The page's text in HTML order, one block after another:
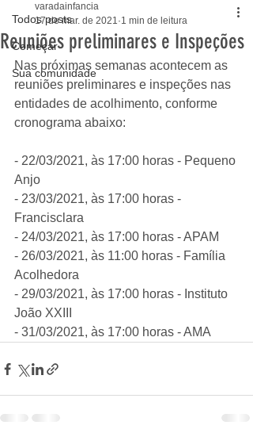
Todos posts
Começar
Sua comunidade
Reuniões preliminares e Inspeções
varadainfancia
17 de mar. de 2021 1 min de leitura
Nas próximas semanas acontecem as
reuniões preliminares e inspeções nas
entidades de acolhimento, conforme
cronograma abaixo:
- 22/03/2021, às 17:00 horas - Pequeno
Anjo
- 23/03/2021, às 17:00 horas -
Francisclara
- 24/03/2021, às 17:00 horas - APAM
- 26/03/2021, às 11:00 horas - Família
Acolhedora
- 29/03/2021, às 17:00 horas - Instituto
João XXIII
- 31/03/2021, às 17:00 horas - AMA